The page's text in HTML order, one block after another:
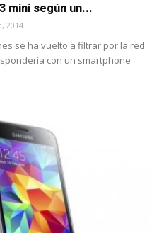
mini según un...
2014
se ha vuelto a filtrar por la red
con un smartphone